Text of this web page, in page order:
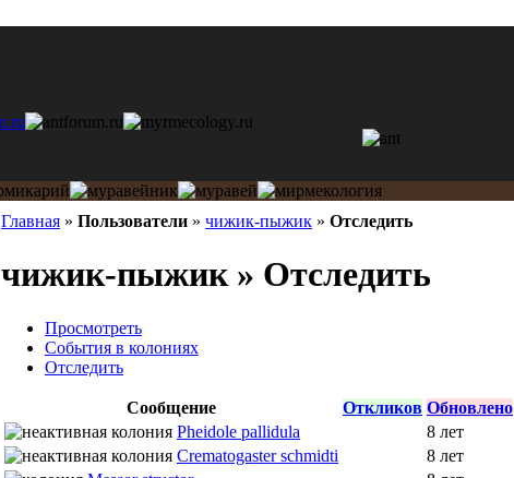
Главная » Пользователи » чижик-пыжик » Отследить
чижик-пыжик » Отследить
Просмотреть
События в колониях
Отследить
Сообщение Откликов Обновлено
Pheidole pallidula
8 лет
Crematogaster schmidti
8 лет